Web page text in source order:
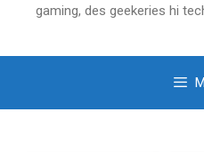
gaming, des geekeries hi